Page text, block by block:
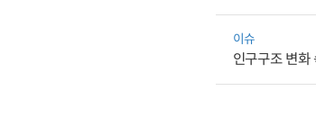
이슈
인구구조 변화